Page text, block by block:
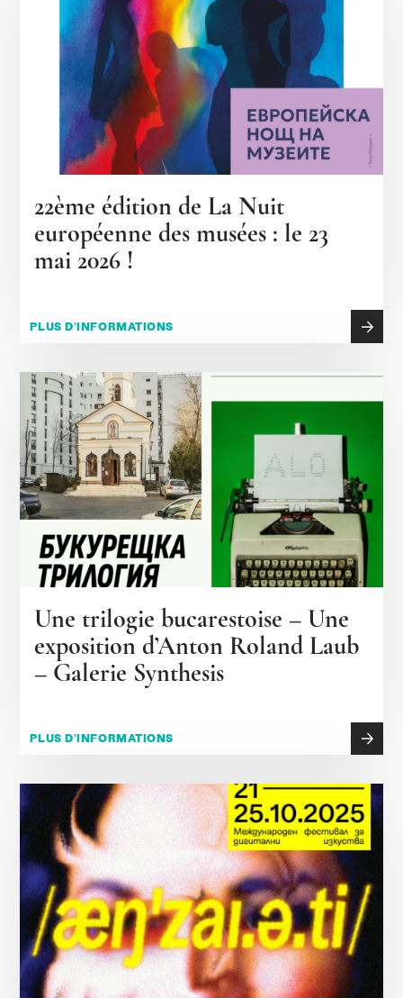
22ème édition de La Nuit
européenne des musées : le 23
mai 2026 !
PLUS D'INFORMATIONS
Une trilogie bucarestoise – Une
exposition d’Anton Roland Laub
– Galerie Synthesis
PLUS D'INFORMATIONS